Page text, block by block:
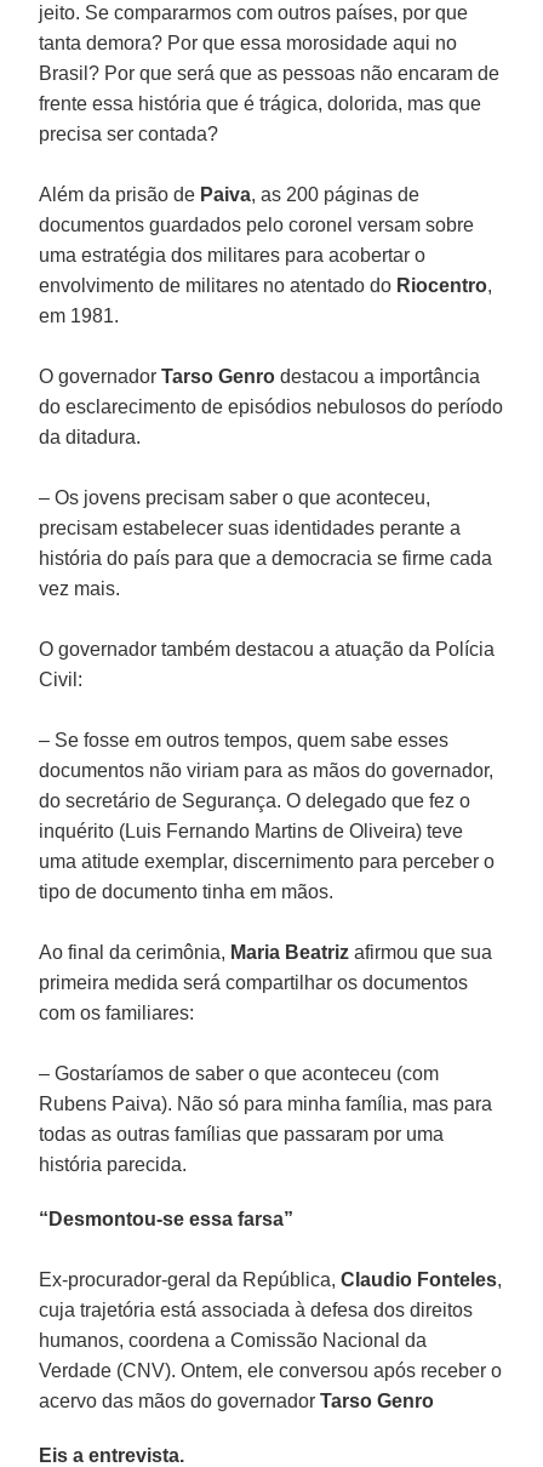
jeito. Se compararmos com outros países, por que
tanta demora? Por que essa morosidade aqui no
Brasil? Por que será que as pessoas não encaram de
frente essa história que é trágica, dolorida, mas que
precisa ser contada?
Além da prisão de Paiva, as 200 páginas de
documentos guardados pelo coronel versam sobre
uma estratégia dos militares para acobertar o
envolvimento de militares no atentado do Riocentro,
em 1981.
O governadorTarso Genro destacou a importância
do esclarecimento de episódios nebulosos do período
da ditadura.
– Os jovens precisam saber o que aconteceu,
precisam estabelecer suas identidades perante a
história do país para que a democracia se firme cada
vez mais.
O governador também destacou a atuação da Polícia
Civil:
– Se fosse em outros tempos, quem sabe esses
documentos não viriam para as mãos do governador,
do secretário de Segurança. O delegado que fez o
inquérito (Luis Fernando Martins de Oliveira) teve
uma atitude exemplar, discernimento para perceber o
tipo de documento tinha em mãos.
Ao final da cerimônia, Maria Beatriz afirmou que sua
primeira medida será compartilhar os documentos
com os familiares:
– Gostaríamos de saber o que aconteceu (com
Rubens Paiva). Não só para minha família, mas para
todas as outras famílias que passaram por uma
história parecida.
“Desmontou-se essa farsa”
Ex-procurador-geral da República,Claudio Fonteles,
cuja trajetória está associada à defesa dos direitos
humanos, coordena a Comissão Nacional da
Verdade (CNV). Ontem, ele conversou após receber o
acervo das mãos do governadorTarso Genro
Eis a entrevista.